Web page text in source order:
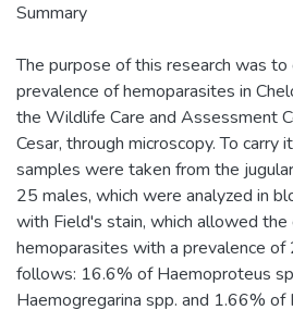
Summary
The purpose of this research was
prevalence of hemoparasites in
the Wildlife Care and Assessment
Cesar, through microscopy. To carry
samples were taken from the
25 males, which were analyzed in
with Field's stain, which allowed
hemoparasites with a prevalence
follows: 16.6% of Haemoproteus
Haemogregarina spp. and 1.66% of